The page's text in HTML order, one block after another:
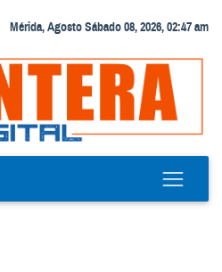
Mérida, Agosto Sábado 08, 2026, 02:47 am